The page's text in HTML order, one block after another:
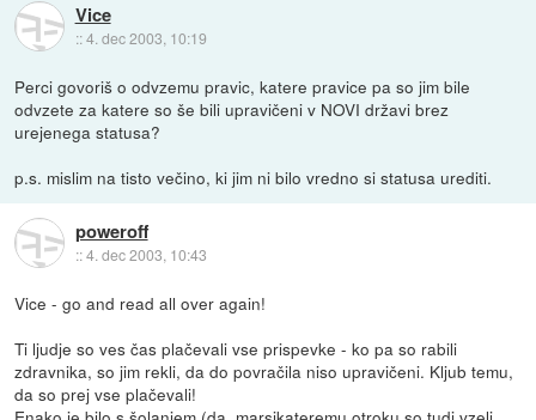
Vice
::4. dec 2003, 10:19
Perci govoriš o odvzemu pravic, katere pravice pa so jim bile
odvzete za katere so še bili upravičeni v NOVI državi brez
urejenega statusa?
p.s. mislim na tisto večino, ki jim ni bilo vredno si statusa urediti.
poweroff
::4. dec 2003, 10:43
Vice - go and read all over again!
Ti ljudje so ves čas plačevali vse prispevke - ko pa so rabili
zdravnika, so jim rekli, da do povračila niso upravičeni. Kljub temu,
da so prej vse plačevali!